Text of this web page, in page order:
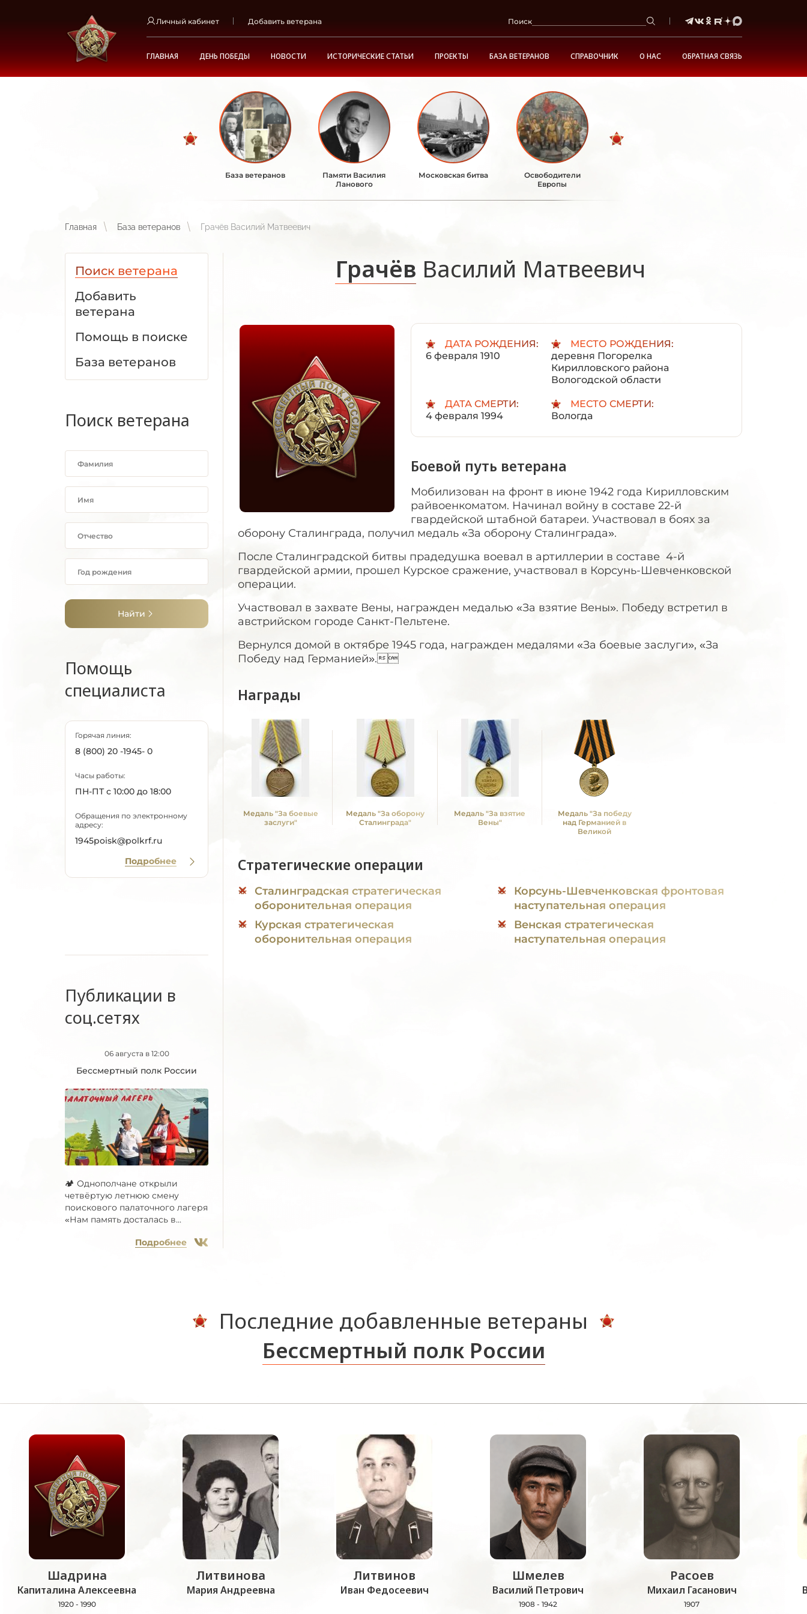
Личный кабинет Добавить ветерана Поиск
ГЛАВНАЯ ДЕНЬ ПОБЕДЫ НОВОСТИ ИСТОРИЧЕСКИЕ СТАТЬИ ПРОЕКТЫ БАЗА ВЕТЕРАНОВ СПРАВОЧНИК О НАС ОБРАТНАЯ СВЯЗЬ
База ветеранов
Памяти Василия
Ланового
Московская битва
Освободители
Европы
Главная База ветеранов Грачёв Василий Матвеевич
Поиск ветерана
Добавить
ветерана
Помощь в поиске
База ветеранов
Поиск ветерана
Найти
Помощь
специалиста
Горячая линия:
8 (800) 20 -1945- 0
Часы работы:
ПН-ПТ с 10:00 до 18:00
Обращения по электронному
адресу:
1945poisk@polkrf.ru
Подробнее
Публикации в
соц.сетях
06 августа в 12:00
Бессмертный полк России
🏕 Однополчане открыли
четвёртую летнюю смену
поискового палаточного лагеря
«Нам память досталась в...
Подробнее
Грачёв Василий Матвеевич
ДАТА РОЖДЕНИЯ:
6 февраля 1910
МЕСТО РОЖДЕНИЯ:
деревня Погорелка
Кирилловского района
Вологодской области
ДАТА СМЕРТИ:
4 февраля 1994
МЕСТО СМЕРТИ:
Вологда
Боевой путь ветерана
Мобилизован на фронт в июне 1942 года Кирилловским
райвоенкоматом. Начинал войну в составе 22-й
гвардейской штабной батареи. Участвовал в боях за
оборону Сталинграда, получил медаль «За оборону Сталинграда».
После Сталинградской битвы прадедушка воевал в артиллерии в составе 4-й
гвардейской армии, прошел Курское сражение, участвовал в Корсунь-Шевченковской
операции.
Участвовал в захвате Вены, награжден медалью «За взятие Вены». Победу встретил в
австрийском городе Санкт-Пельтене.
Вернулся домой в октябре 1945 года, награжден медалями «За боевые заслуги», «За
Победу над Германией».
Награды
Медаль "За боевые
заслуги"
Медаль "За оборону
Сталинграда"
Медаль "За взятие
Вены"
Медаль "За победу
над Германией в
Великой
Стратегические операции
Сталинградская стратегическая
оборонительная операция
Курская стратегическая
оборонительная операция
Корсунь-Шевченковская фронтовая
наступательная операция
Венская стратегическая
наступательная операция
Последние добавленные ветераны
Бессмертный полк России
Шадрина
Капиталина Алексеевна
1920 - 1990
Литвинова
Мария Андреевна
Литвинов
Иван Федосеевич
Шмелев
Василий Петрович
1908 - 1942
Расоев
Михаил Гасанович
1907